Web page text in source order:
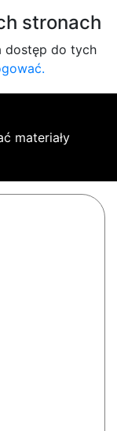
stronach
dostęp do tych
materiały